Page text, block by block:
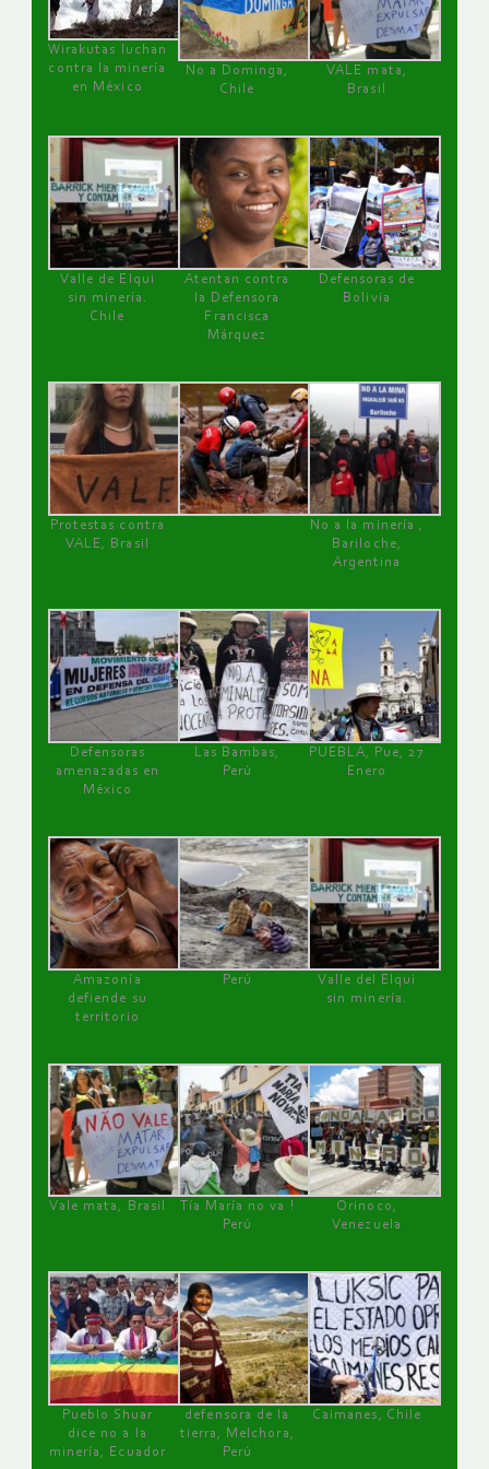
Wirakutas luchan
contra la minería
en México
No a Dominga,
Chile
VALE mata,
Brasil
Valle de Elqui
sin minería.
Chile
Atentan contra
la Defensora
Francisca
Márquez
Defensoras de
Bolivia
Protestas contra
VALE, Brasil
No a la minería ,
Bariloche,
Argentina
Defensoras
amenazadas en
México
Las Bambas,
Perú
PUEBLA, Pue, 27
Enero
Amazonía
defiende su
territorio
Perú
Valle del Elqui
sin minería.
Vale mata, Brasil
Tía María no va !
Perú
Orinoco,
Venezuela
Pueblo Shuar
dice no a la
minería, Ecuador
defensora de la
tierra, Melchora,
Perú
Caimanes, Chile